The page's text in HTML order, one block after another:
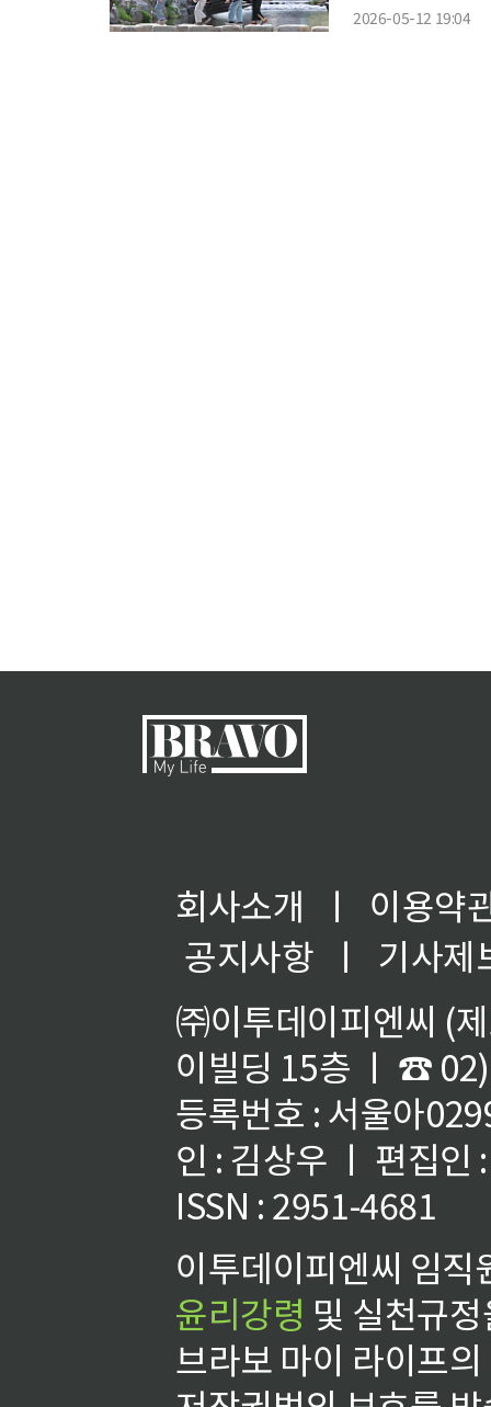
2026-05-12 19:04
회사소개 ㅣ
이용약
공지사항
ㅣ
기사제
㈜이투데이피엔씨 (
이빌딩 15층 ㅣ ☎
등록번호 : 서울아
인 : 김상우 ㅣ 편집인
ISSN : 2951-4681
이투데이피엔씨 임
윤리강령 및 실천규
브라보 마이 라이프